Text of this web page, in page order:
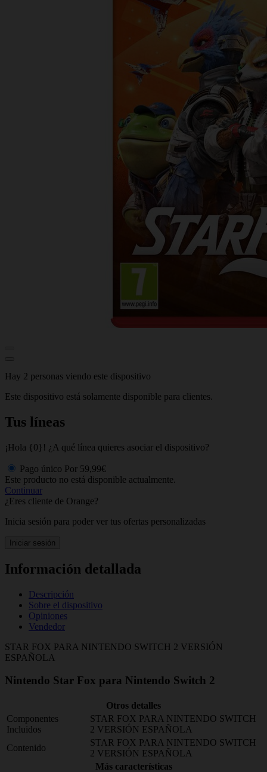
Hay 2 personas viendo este dispositivo
Este dispositivo está solamente disponible para clientes.
Tus líneas
¡Hola {0}! ¿A qué línea quieres asociar el dispositivo?
Pago único Por 59,99€
Este producto no está disponible actualmente.
Continuar
¿Eres cliente de Orange?
Inicia sesión para poder ver tus ofertas personalizadas
Iniciar sesión
Información detallada
Descripción
Sobre el dispositivo
Opiniones
Vendedor
STAR FOX PARA NINTENDO SWITCH 2 VERSIÓN
ESPAÑOLA
Nintendo Star Fox para Nintendo Switch 2
Otros detalles
Componentes
Incluidos
STAR FOX PARA NINTENDO SWITCH
2 VERSIÓN ESPAÑOLA
Contenido
STAR FOX PARA NINTENDO SWITCH
2 VERSIÓN ESPAÑOLA
Más características